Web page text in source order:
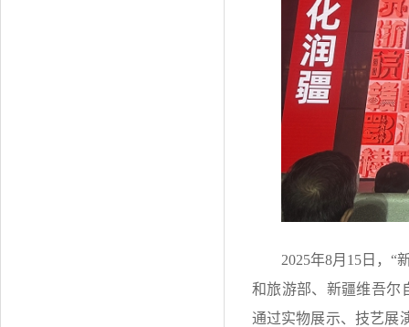
2025年8月15日，“
和旅游部、新疆维吾尔
通过实物展示、技艺展